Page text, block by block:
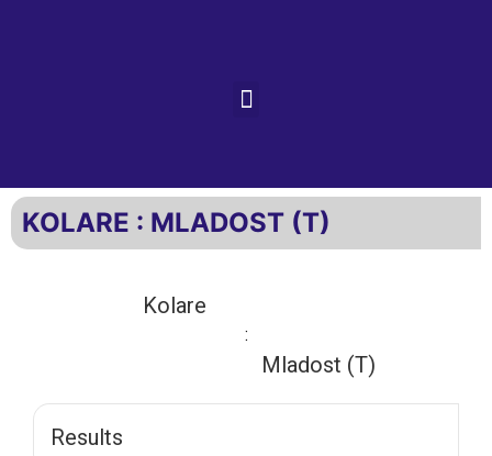
KOLARE : MLADOST (T)
Kolare
:
Mladost (T)
Results